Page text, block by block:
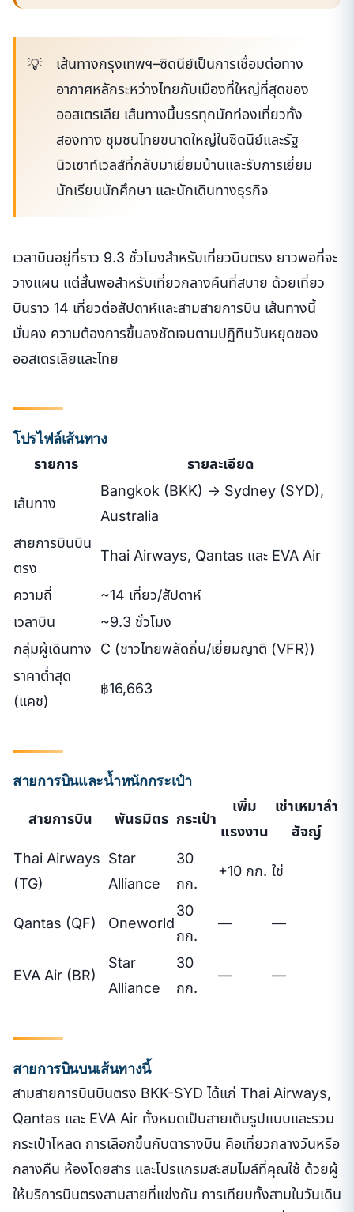
เส้นทางกรุงเทพฯ–ซิดนีย์เป็นการเชื่อมต่อทาง
อากาศหลักระหว่างไทยกับเมืองที่ใหญ่ที่สุดของ
ออสเตรเลีย เส้นทางนี้บรรทุกนักท่องเที่ยวทั้ง
สองทาง ชุมชนไทยขนาดใหญ่ในซิดนีย์และรัฐ
นิวเซาท์เวลส์ที่กลับมาเยี่ยมบ้านและรับการเยี่ยม
นักเรียนนักศึกษา และนักเดินทางธุรกิจ
เวลาบินอยู่ที่ราว 9.3 ชั่วโมงสำหรับเที่ยวบินตรง ยาวพอที่จะ
วางแผน แต่สั้นพอสำหรับเที่ยวกลางคืนที่สบาย ด้วยเที่ยว
บินราว 14 เที่ยวต่อสัปดาห์และสามสายการบิน เส้นทางนี้
มั่นคง ความต้องการขึ้นลงชัดเจนตามปฏิทินวันหยุดของ
ออสเตรเลียและไทย
โปรไฟล์เส้นทาง
รายการ รายละเอียด
เส้นทาง
Bangkok (BKK) → Sydney (SYD),
Australia
สายการบินบิน
ตรง
Thai Airways, Qantas และ EVA Air
ความถี่
~14 เที่ยว/สัปดาห์
เวลาบิน
~9.3 ชั่วโมง
กลุ่มผู้เดินทาง
C (ชาวไทยพลัดถิ่น/เยี่ยมญาติ (VFR))
ราคาต่ำสุด
(แคช)
฿16,663
สายการบินและน้ำหนักกระเป๋า
สายการบิน พันธมิตร กระเป๋า
เพิ่ม
แรงงาน
เช่าเหมาลำ
ฮัจญ์
Thai Airways
(TG)
Star
Alliance
30
กก.
+10 กก. ใช่
Qantas (QF) Oneworld
30
กก.
— —
EVA Air (BR)
Star
Alliance
30
กก.
— —
สายการบินบนเส้นทางนี้
สามสายการบินบินตรง BKK-SYD ได้แก่ Thai Airways,
Qantas และ EVA Air ทั้งหมดเป็นสายเต็มรูปแบบและรวม
กระเป๋าโหลด การเลือกขึ้นกับตารางบิน คือเที่ยวกลางวันหรือ
กลางคืน ห้องโดยสาร และโปรแกรมสะสมไมล์ที่คุณใช้ ด้วยผู้
ให้บริการบินตรงสามสายที่แข่งกัน การเทียบทั้งสามในวันเดิน